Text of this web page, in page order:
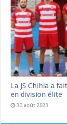
La JS Chihia a
en division élite
30 août 2023